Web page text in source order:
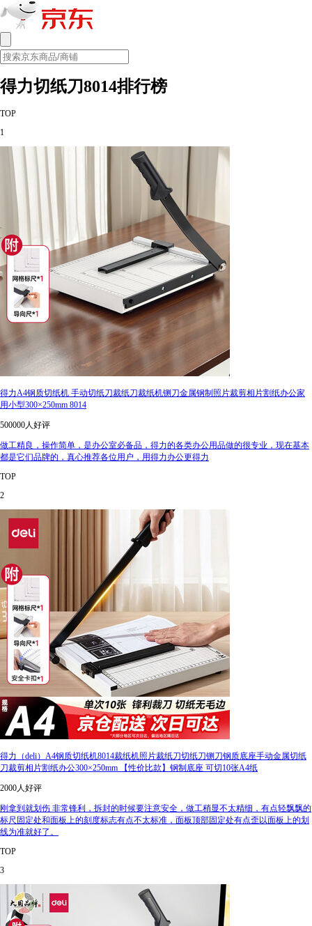
得力切纸刀8014排行榜
TOP
1
得力A4钢质切纸机 手动切纸刀裁纸刀裁纸机铡刀金属钢制照片裁剪相片割纸办公家
用小型300×250mm 8014
500000人好评
做工精良，操作简单，是办公室必备品，得力的各类办公用品做的很专业，现在基本
都是它们品牌的，真心推荐各位用户，用得力办公更得力
TOP
2
得力（deli）A4钢质切纸机8014裁纸机照片裁纸刀切纸刀铡刀钢质底座手动金属切纸
刀裁剪相片割纸办公300×250mm 【性价比款】钢制底座 可切10张A4纸
2000人好评
刚拿到就划伤 非常锋利，拆封的时候要注意安全，做工稍显不太精细，有点轻飘飘的
标尺固定处和面板上的刻度标志有点不太标准，面板顶部固定处有点歪以面板上的划
线为准就好了。
TOP
3